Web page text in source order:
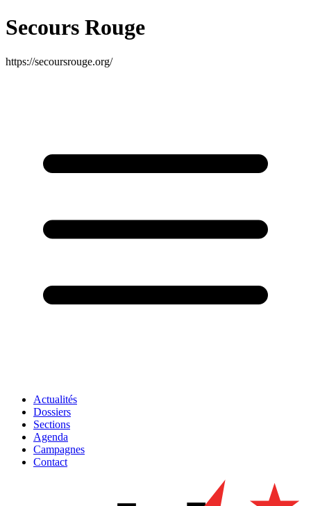
Secours Rouge
https://secoursrouge.org/
Actualités
Dossiers
Sections
Agenda
Campagnes
Contact